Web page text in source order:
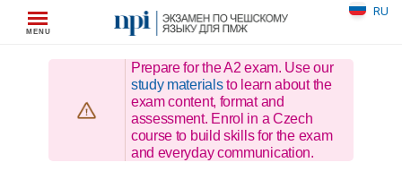
RU
Prepare for the A2 exam. Use our
study materialsto learn about the
exam content, format and
assessment. Enrol in a Czech
course to build skills for the exam
and everyday communication.